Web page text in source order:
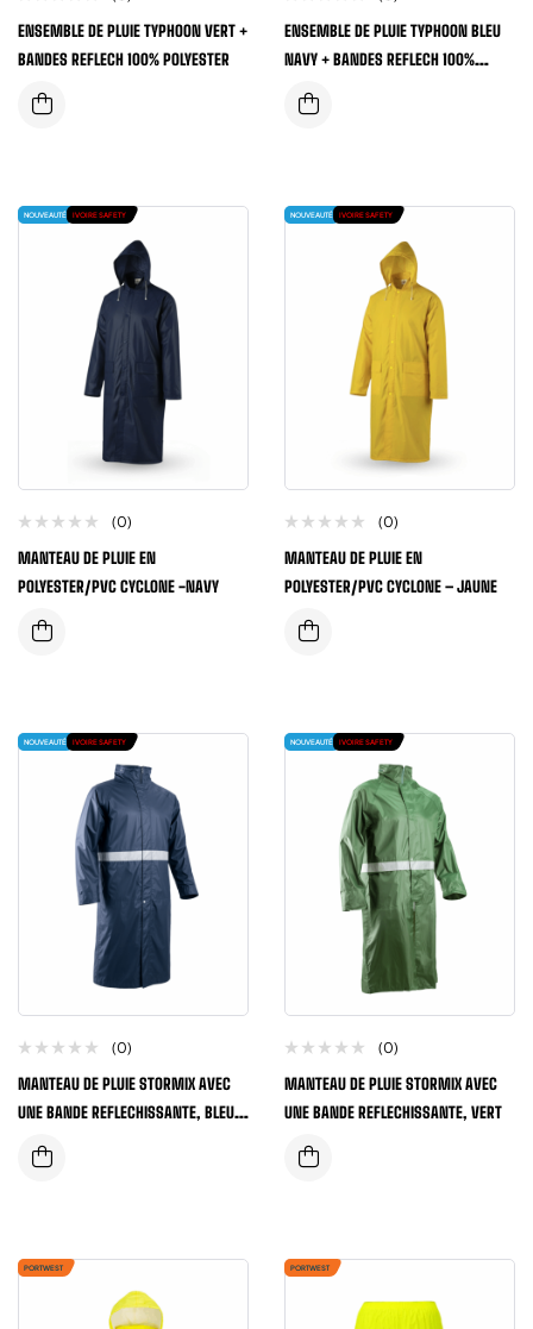
ENSEMBLE DE PLUIE TYPHOON VERT +
BANDES REFLECH 100% POLYESTER
ENSEMBLE DE PLUIE TYPHOON BLEU
NAVY + BANDES REFLECH 100%
POLYESTER
NOUVEAUTÉ IVOIRE SAFETY
(0)
MANTEAU DE PLUIE EN
POLYESTER/PVC CYCLONE -NAVY
NOUVEAUTÉ IVOIRE SAFETY
(0)
MANTEAU DE PLUIE EN
POLYESTER/PVC CYCLONE – JAUNE
NOUVEAUTÉ IVOIRE SAFETY
(0)
MANTEAU DE PLUIE STORMIX AVEC
UNE BANDE REFLECHISSANTE, BLEU
NAVY
NOUVEAUTÉ IVOIRE SAFETY
(0)
MANTEAU DE PLUIE STORMIX AVEC
UNE BANDE REFLECHISSANTE, VERT
PORTWEST PORTWEST